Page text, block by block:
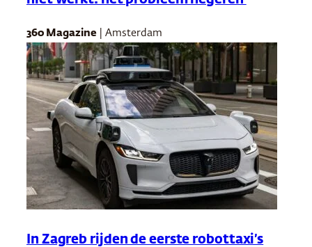
360 Magazine | Amsterdam
In Zagreb rijden de eerste robottaxi’s